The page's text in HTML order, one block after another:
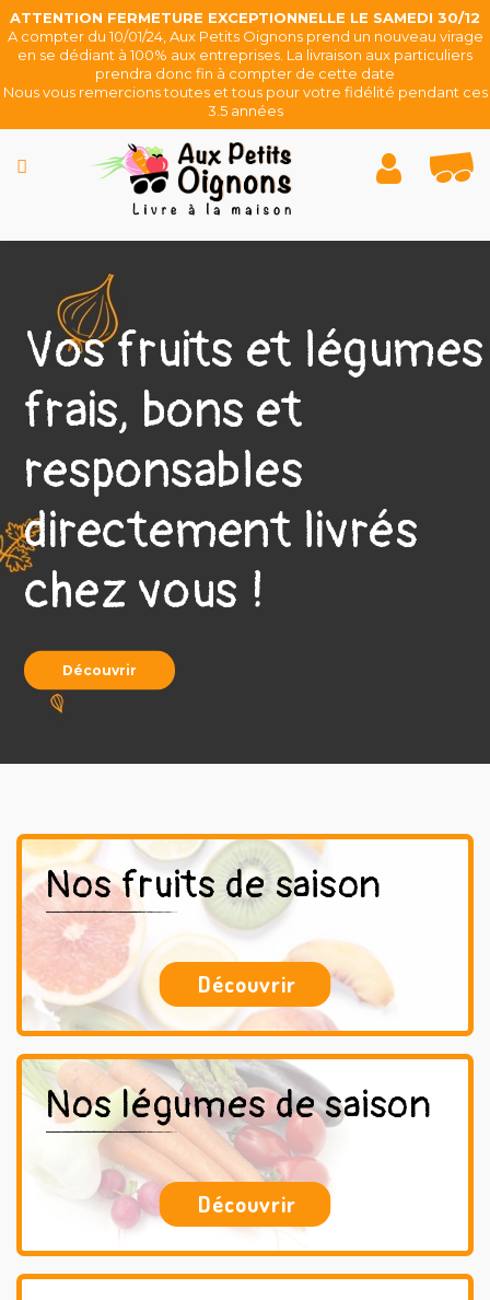
ATTENTION FERMETURE EXCEPTIONNELLE LE SAMEDI 30/12
A compter du 10/01/24, Aux Petits Oignons prend un nouveau virage
en se dédiant à 100% aux entreprises. La livraison aux particuliers
prendra donc fin à compter de cette date
Nous vous remercions toutes et tous pour votre fidélité pendant ces
3.5 années
CATÉGORIE
LÉGUMES
EPICERIE
PRODUCTEURS
LOCAUX

Vos fruits et légumes
frais, bons et
responsables
directement livrés
chez vous !
Découvrir
Nos fruits de saison
Découvrir
Nos légumes de saison
Découvrir